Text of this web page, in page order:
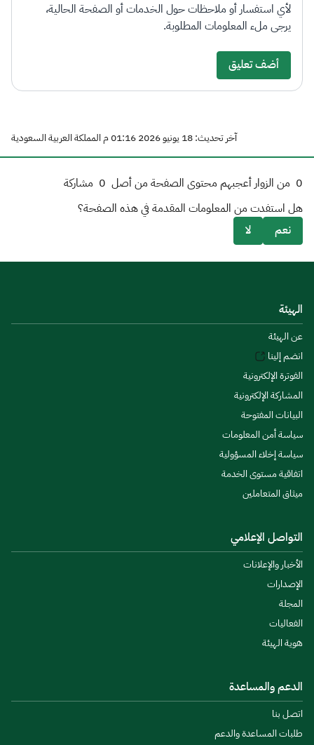
لأي استفسار أو ملاحظات حول الخدمات أو الصفحة الحالية،
يرجى ملء المعلومات المطلوبة.
أضف تعليق
آخر تحديث: 18 يونيو 2026 01:16 م المملكة العربية السعودية
0 من الزوار أعجبهم محتوى الصفحة من أصل 0 مشاركة
هل استفدت من المعلومات المقدمة في هذه الصفحة؟
نعم
لا
الهيئة
عن الهيئة
انضم إلينا
الفوترة الإلكترونية
المشاركة الإلكترونية
البيانات المفتوحة
سياسة أمن المعلومات
سياسة إخلاء المسؤولية
اتفاقية مستوى الخدمة
ميثاق المتعاملين
التواصل الإعلامي
الأخبار والإعلانات
الإصدارات
المجلة
الفعاليات
هوية الهيئة
الدعم والمساعدة
اتصل بنا
طلبات المساعدة والدعم